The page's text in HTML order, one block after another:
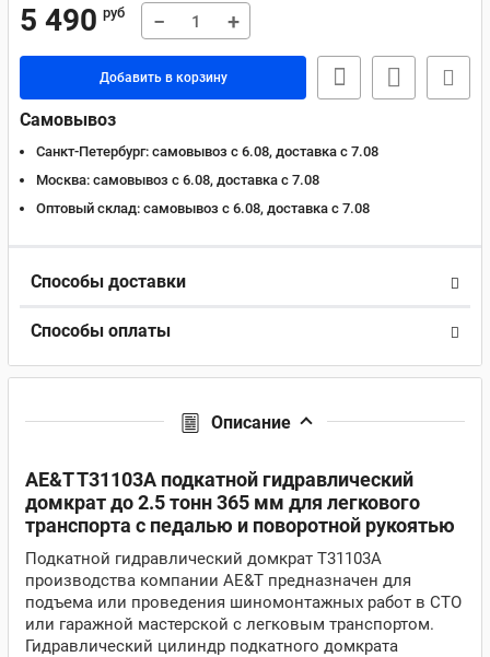
5 490 руб − +
Добавить в корзину
Самовывоз
Санкт-Петербург: самовывоз с 6.08, доставка c 7.08
Москва: самовывоз с 6.08, доставка c 7.08
Оптовый склад: самовывоз с 6.08, доставка c 7.08
Способы доставки
Способы оплаты
Описание
AE&T T31103A подкатной гидравлический
домкрат до 2.5 тонн 365 мм для легкового
транспорта с педалью и поворотной рукоятью
Подкатной гидравлический домкрат T31103A
производства компании AE&T предназначен для
подъема или проведения шиномонтажных работ в СТО
или гаражной мастерской с легковым транспортом.
Гидравлический цилиндр подкатного домкрата